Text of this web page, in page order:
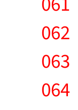
062
063
064